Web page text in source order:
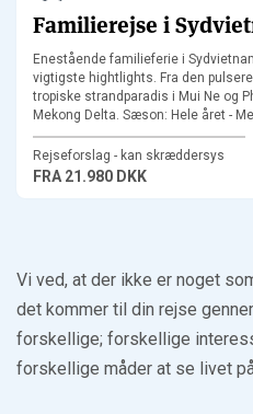
Familierejse i
Enestående familieferie i
vigtigste hightlights. Fra den
tropiske strandparadis i Mui Ne og
Mekong Delta. Sæson: Hele året -
Rejseforslag - kan skræddersys
FRA21.980 DKK
Vi ved, at der ikke er noget
det kommer til din rejse
forskellige; forskellige
forskellige måder at se livet